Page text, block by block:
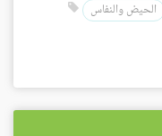
الحيض والنفاس